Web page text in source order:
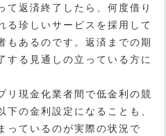
て返済終了したら、何度借り
る珍しいサービスを採用して
もあるのです。返済までの期
する見通しの立っている方に
リ現金化業者間で低金利の競
の金利設定になることも、
っているのが実際の状況で